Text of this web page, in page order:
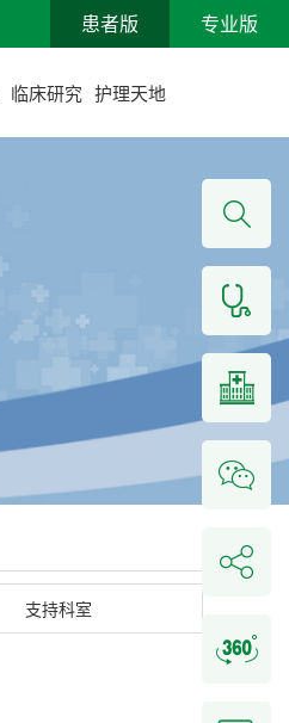
专业版
患者版
临床研究 护理天地
支持科室